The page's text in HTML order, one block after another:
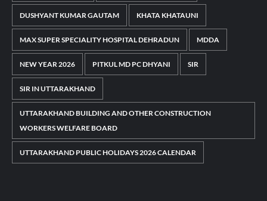
DUSHYANT KUMAR GAUTAM KHATA KHATAUNI
MAX SUPER SPECIALITY HOSPITAL DEHRADUN MDDA
NEW YEAR 2026 PITKUL MD PC DHYANI SIR
SIR IN UTTARAKHAND
UTTARAKHAND BUILDING AND OTHER CONSTRUCTION
WORKERS WELFARE BOARD
UTTARAKHAND PUBLIC HOLIDAYS 2026 CALENDAR